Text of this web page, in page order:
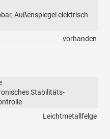
Außenspiegel elektrisch
vorhanden
Stabilitäts-
Leichtmetallfelge